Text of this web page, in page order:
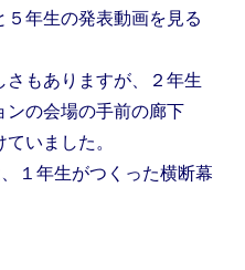
年生の発表動画を見る
もありますが、２年生
ンの会場の手前の廊下
いました。
１年生がつくった横断幕